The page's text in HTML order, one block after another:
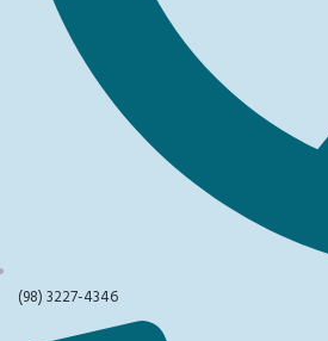
(98) 3227-4346